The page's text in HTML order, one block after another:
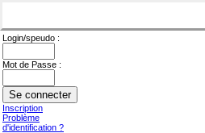
Login/speudo :
Mot de Passe :
Inscription
Problème
d'identification ?